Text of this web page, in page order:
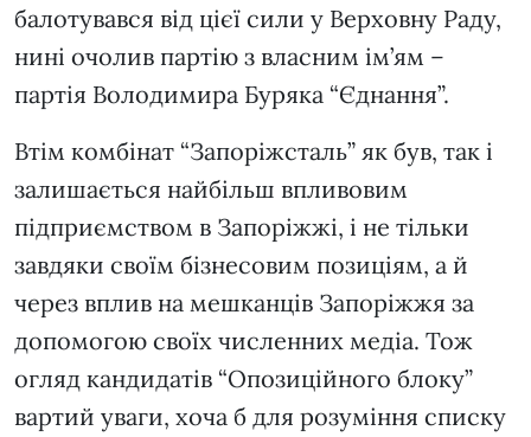
балотувався від цієї сили у Верховну Раду,
нині очолив партію з власним ім’ям –
партія Володимира Буряка “Єднання”.
Втім комбінат “Запоріжсталь” як був, так і
залишається найбільш впливовим
підприємством в Запоріжжі, і не тільки
завдяки своїм бізнесовим позиціям, а й
через вплив на мешканців Запоріжжя за
допомогою своїх численних медіа. Тож
огляд кандидатів “Опозиційного блоку”
вартий уваги, хоча б для розуміння списку